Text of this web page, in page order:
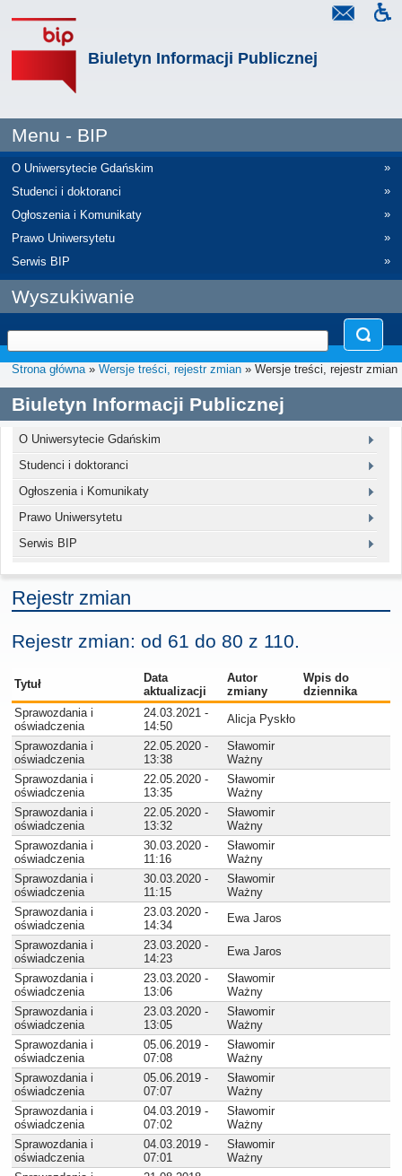
Biuletyn Informacji Publicznej
Menu - BIP
O Uniwersytecie Gdańskim
»
Studenci i doktoranci
»
Ogłoszenia i Komunikaty
»
Prawo Uniwersytetu
»
Serwis BIP
»
Wyszukiwanie
Strona główna» Wersje treści, rejestr zmian » Wersje treści, rejestr zmian
Biuletyn Informacji Publicznej
O Uniwersytecie Gdańskim
Studenci i doktoranci
Ogłoszenia i Komunikaty
Prawo Uniwersytetu
Serwis BIP
Rejestr zmian
Rejestr zmian: od 61 do 80 z 110.
Tytuł
Data
aktualizacji
Autor
zmiany
Wpis do
dziennika
Sprawozdania i
oświadczenia
24.03.2021 -
14:50
Alicja Pyskło
Sprawozdania i
oświadczenia
22.05.2020 -
13:38
Sławomir
Ważny
Sprawozdania i
oświadczenia
22.05.2020 -
13:35
Sławomir
Ważny
Sprawozdania i
oświadczenia
22.05.2020 -
13:32
Sławomir
Ważny
Sprawozdania i
oświadczenia
30.03.2020 -
11:16
Sławomir
Ważny
Sprawozdania i
oświadczenia
30.03.2020 -
11:15
Sławomir
Ważny
Sprawozdania i
oświadczenia
23.03.2020 -
14:34
Ewa Jaros
Sprawozdania i
oświadczenia
23.03.2020 -
14:23
Ewa Jaros
Sprawozdania i
oświadczenia
23.03.2020 -
13:06
Sławomir
Ważny
Sprawozdania i
oświadczenia
23.03.2020 -
13:05
Sławomir
Ważny
Sprawozdania i
oświadczenia
05.06.2019 -
07:08
Sławomir
Ważny
Sprawozdania i
oświadczenia
05.06.2019 -
07:07
Sławomir
Ważny
Sprawozdania i
oświadczenia
04.03.2019 -
07:02
Sławomir
Ważny
Sprawozdania i
oświadczenia
04.03.2019 -
07:01
Sławomir
Ważny